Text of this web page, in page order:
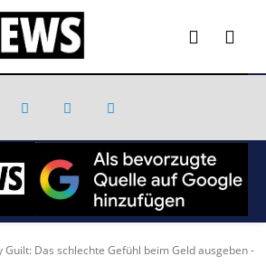
Guilt: Das schlechte Gefühl beim Geld ausgeben -